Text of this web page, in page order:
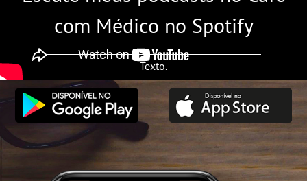
com Médico no Spotify
Texto.